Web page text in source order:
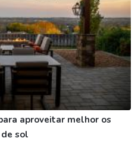
aproveitar melhor os
sol